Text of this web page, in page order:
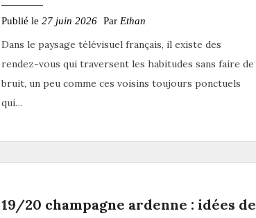
Publié le 27 juin 2026 Par Ethan
Dans le paysage télévisuel français, il existe des
rendez-vous qui traversent les habitudes sans faire de
bruit, un peu comme ces voisins toujours ponctuels
qui…
19/20 champagne ardenne : idées de